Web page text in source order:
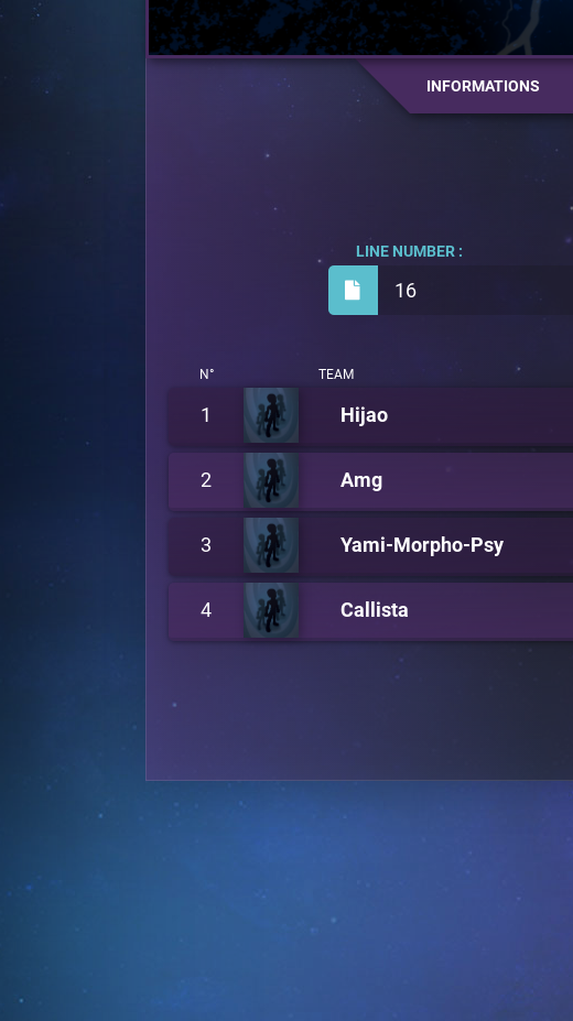
INFORMATIONS
16
LINE NUMBER :
N° TEAM
1 Hijao
2 Amg
3 Yami-Morpho-Psy
4 Callista